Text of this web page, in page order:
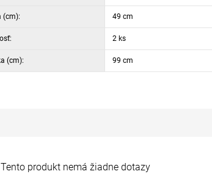
(cm): 49 cm
2 ks
(cm): 99 cm
Tento produkt nemá žiadne dotazy